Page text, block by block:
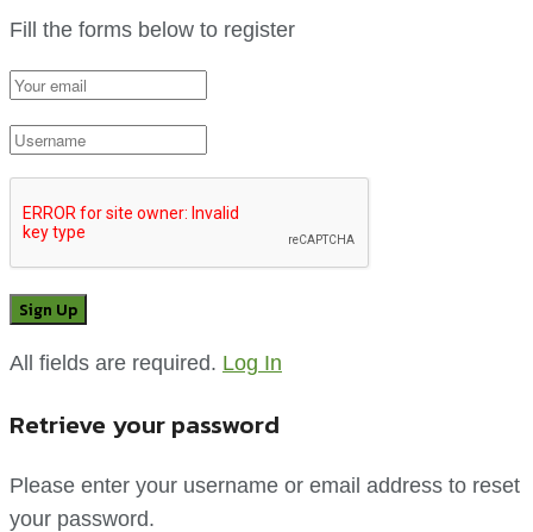
Fill the forms below to register
All fields are required. Log In
Retrieve your password
Please enter your username or email address to reset
your password.